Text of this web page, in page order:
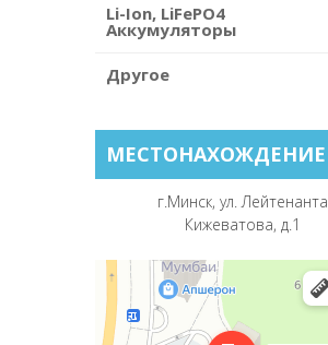
Li-Ion, LiFePO4
Аккумуляторы
Другое
МЕСТОНАХОЖДЕНИЕ
г.Минск, ул. Лейтенанта
Кижеватова, д.1
Zevs.by